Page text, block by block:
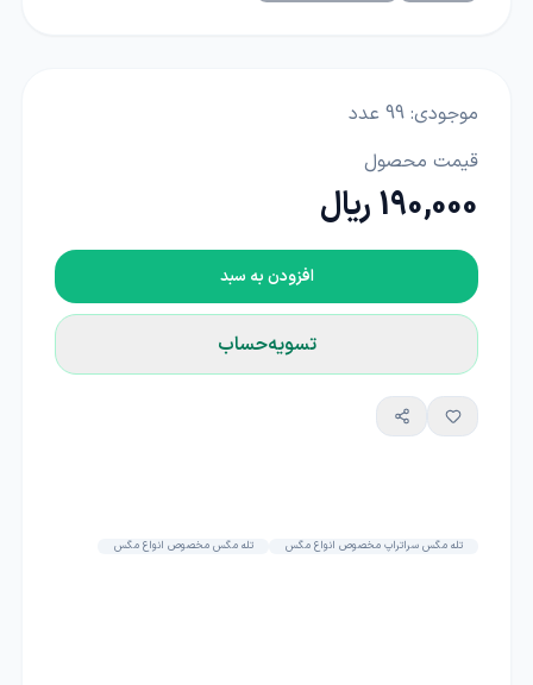
موجودی: 99 عدد
قیمت محصول
190,000 ریال
افزودن به سبد
تسویه‌حساب
تله مگس سراتراپ مخصوص انواع مگس تله مگس مخصوص انواع مگس